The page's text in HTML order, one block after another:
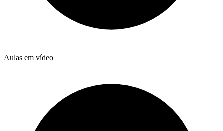
Aulas em vídeo